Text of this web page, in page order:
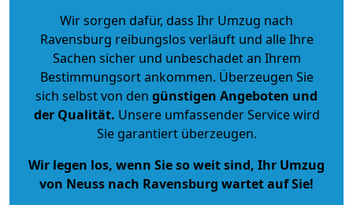
Wir sorgen dafür, dass Ihr Umzug nach
Ravensburg reibungslos verläuft und alle Ihre
Sachen sicher und unbeschadet an Ihrem
Bestimmungsort ankommen. Überzeugen Sie
sich selbst von den günstigen Angeboten und
der Qualität. Unsere umfassender Service wird
Sie garantiert überzeugen.
Wir legen los, wenn Sie so weit sind, Ihr Umzug
von Neuss nach Ravensburg wartet auf Sie!